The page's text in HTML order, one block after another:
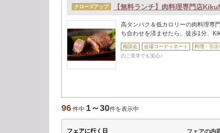
クローズアップ 【無料ランチ】肉料理専門店
高タンパク＆低カロリーの肉料理専
ち合わせを済ませたら、徒歩1分、
相談会 会場コーディネート
料理・引
のご見学でも安心♪
96 件中 1～30件を表示中
フェアに行く日
フェアの内